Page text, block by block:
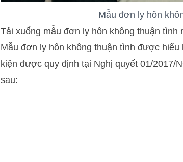
Mẫu đơn ly hôn
Tải xuống mẫu đơn ly hôn không thuận tình
Mẫu đơn ly hôn không thuận tình được
kiện được quy định tại Nghị quyết 01/
sau: